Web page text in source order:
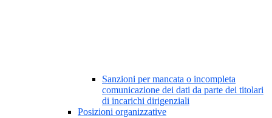
Sanzioni per mancata o incompleta
comunicazione dei dati da parte dei titolari
di incarichi dirigenziali
Posizioni organizzative